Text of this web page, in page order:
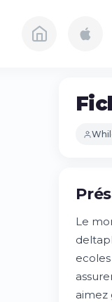
Le
aimez